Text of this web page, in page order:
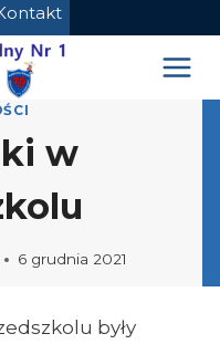
w
6 grudnia 2021
były